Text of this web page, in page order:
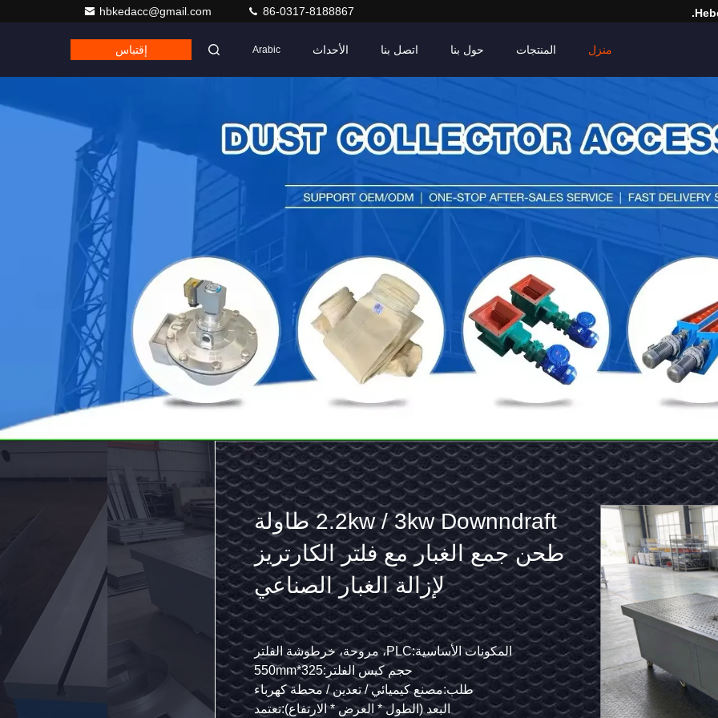
hbkedacc@gmail.com 86-0317-8188867
منزل المنتجات حول بنا اتصل بنا الأحداث Arabic إقتباس
2.2kw
/
3kw
Downndraft
طاولة
طحن
جمع
المكونات الأساسية:PLC، مروحة، خرطوشة الفلتر
حجم كيس الفلتر:325*550mm
طلب:مصنع كيميائي / تعدين / محطة كهرباء
البعد (الطول * العرض * الارتفاع):تعتمد
مستخرج غبار الطحن عالي الكفاءة
3kw محطة عمل رمادية لحام ومزق
جمع الدخان لسلامة ورشة العمل
المكونات الأساسية:PLC، مروحة، خرطوشة الفلتر
حجم كيس الفلتر:325*550mm
طلب:مصنع كيميائي / تعدين / محطة كهرباء
البعد (الطول * العرض * الارتفاع):تعتمد